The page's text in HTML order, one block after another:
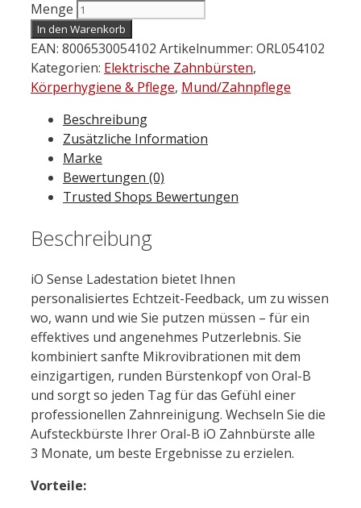
Menge
In den Warenkorb
EAN: 8006530054102 Artikelnummer: ORL054102
Kategorien: Elektrische Zahnbürsten,
Körperhygiene & Pflege, Mund/Zahnpflege
Beschreibung
Zusätzliche Information
Marke
Bewertungen (0)
Trusted Shops Bewertungen
Beschreibung
iO Sense Ladestation bietet Ihnen
personalisiertes Echtzeit-Feedback, um zu wissen
wo, wann und wie Sie putzen müssen – für ein
effektives und angenehmes Putzerlebnis. Sie
kombiniert sanfte Mikrovibrationen mit dem
einzigartigen, runden Bürstenkopf von Oral-B
und sorgt so jeden Tag für das Gefühl einer
professionellen Zahnreinigung. Wechseln Sie die
Aufsteckbürste Ihrer Oral-B iO Zahnbürste alle
3 Monate, um beste Ergebnisse zu erzielen.
Vorteile: